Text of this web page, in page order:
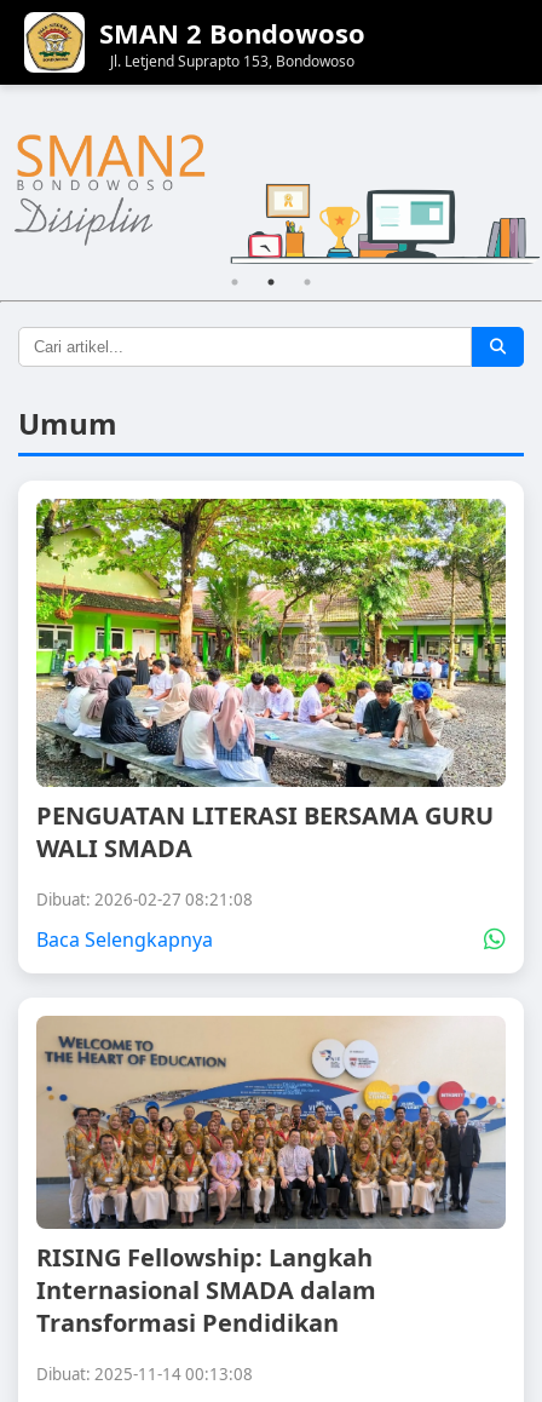
SMAN 2 Bondowoso
Jl. Letjend Suprapto 153, Bondowoso
Umum
PENGUATAN LITERASI BERSAMA GURU
WALI SMADA
Dibuat: 2026-02-27 08:21:08
Baca Selengkapnya
RISING Fellowship: Langkah
Internasional SMADA dalam
Transformasi Pendidikan
Dibuat: 2025-11-14 00:13:08